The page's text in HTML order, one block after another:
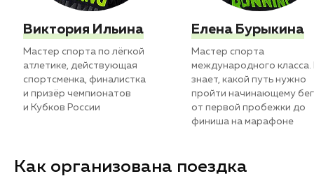
Виктория Ильина
Мастер спорта по лёгкой
атлетике, действующая
спортсменка, финалистка
и призёр чемпионатов
и Кубков России
Елена Бурыкина
Мастер спорта
международного класса.
знает, какой путь нужно
пройти начинающему
от первой пробежки до
финиша на марафоне
Как организована поездка